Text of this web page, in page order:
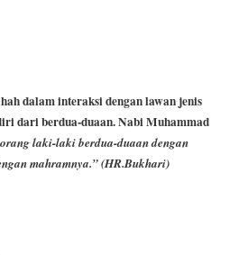
dalam interaksi dengan lawan jenis
dari berdua-duaan. Nabi Muhammad
laki-laki berdua-duaan dengan
mahramnya.”(HR.Bukhari)